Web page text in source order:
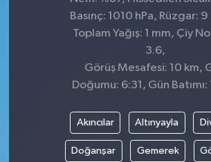
Basınç: 1010 hPa, Rüzgar:
Toplam Yağış: 1 mm, Çiy
3.6,
Görüş Mesafesi: 10 km,
Doğumu: 6:31, Gün Batımı:
Akıncılar Altınyayla
Doğanşar Gemerek